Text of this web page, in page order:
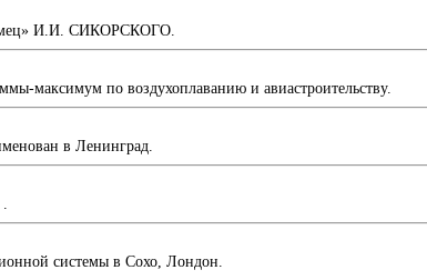
И.И. СИКОРСКОГО.
максимум по воздухоплаванию и авиастроительству.
в Ленинград.
системы в Сохо, Лондон.